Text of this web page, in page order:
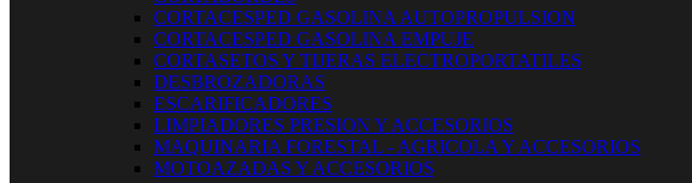
CORTACESPED GASOLINA AUTOPROPULSION
CORTACESPED GASOLINA EMPUJE
CORTASETOS Y TIJERAS ELECTROPORTATILES
DESBROZADORAS
ESCARIFICADORES
LIMPIADORES PRESION Y ACCESORIOS
MAQUINARIA FORESTAL - AGRICOLA Y ACCESORIOS
MOTOAZADAS Y ACCESORIOS